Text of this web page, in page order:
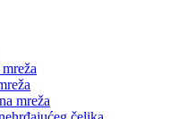
mreža